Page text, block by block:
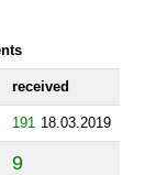
received
191 18.03.2019
9